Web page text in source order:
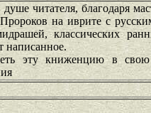
читателя, благодаря
на иврите с
классических
написанное.
эту книженцию в свою